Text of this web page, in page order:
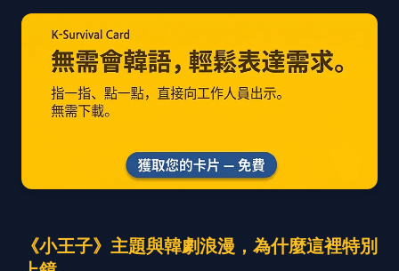
《小王子》主題與韓劇浪漫，為什麼這裡特別